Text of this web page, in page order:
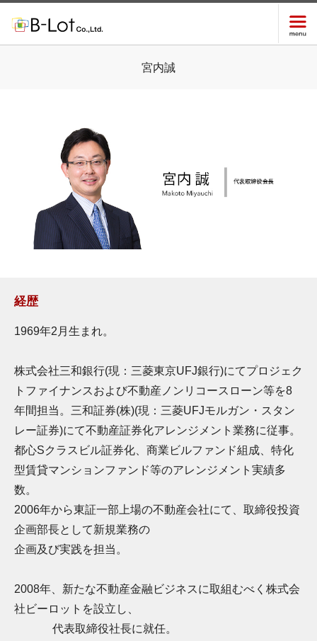
宮内誠
経歴
1969年2月生まれ。
株式会社三和銀行(現：三菱東京UFJ銀行)にてプロジェク
トファイナンスおよび不動産ノンリコースローン等を8
年間担当。三和証券(株)(現：三菱UFJモルガン・スタン
レー証券)にて不動産証券化アレンジメント業務に従事。
都心Sクラスビル証券化、商業ビルファンド組成、特化
型賃貸マンションファンド等のアレンジメント実績多
数。
2006年から東証一部上場の不動産会社にて、取締役投資
企画部長として新規業務の
企画及び実践を担当。
2008年、新たな不動産金融ビジネスに取組むべく株式会
社ビーロットを設立し、
代表取締役社長に就任。